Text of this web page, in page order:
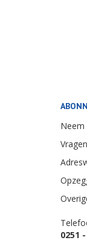
Neem
0251